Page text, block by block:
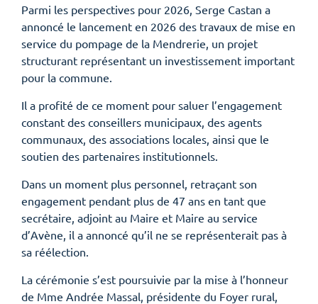
Parmi les perspectives pour 2026, Serge Castan a
annoncé le lancement en 2026 des travaux de mise en
service du pompage de la Mendrerie, un projet
structurant représentant un investissement important
pour la commune.
Il a profité de ce moment pour saluer l’engagement
constant des conseillers municipaux, des agents
communaux, des associations locales, ainsi que le
soutien des partenaires institutionnels.
Dans un moment plus personnel, retraçant son
engagement pendant plus de 47 ans en tant que
secrétaire, adjoint au Maire et Maire au service
d’Avène, il a annoncé qu’il ne se représenterait pas à
sa réélection.
La cérémonie s’est poursuivie par la mise à l’honneur
de Mme Andrée Massal, présidente du Foyer rural,